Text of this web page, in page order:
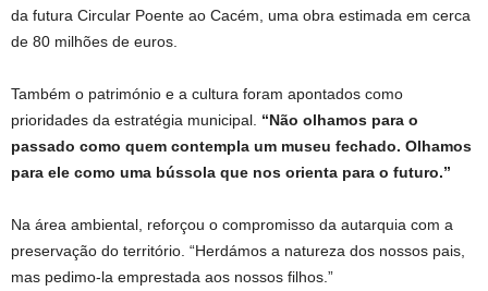
da futura Circular Poente ao Cacém, uma obra estimada em cerca
de 80 milhões de euros.
Também o património e a cultura foram apontados como
prioridades da estratégia municipal. “Não olhamos para o
passado como quem contempla um museu fechado. Olhamos
para ele como uma bússola que nos orienta para o futuro.”
Na área ambiental, reforçou o compromisso da autarquia com a
preservação do território. “Herdámos a natureza dos nossos pais,
mas pedimo-la emprestada aos nossos filhos.”